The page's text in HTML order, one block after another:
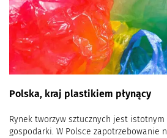
Polska, kraj plastikiem płynący
Rynek tworzyw sztucznych jest
gospodarki. W Polsce zapotrzebowanie